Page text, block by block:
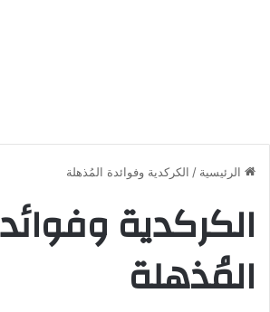
الرئيسية / الكركدية وفوائدة المُذهلة
الكركدية
المُذهلة